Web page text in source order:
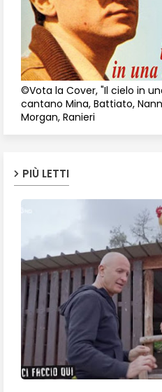
©Vota la Cover, "Il cielo in
cantano Mina, Battiato,
Morgan, Ranieri
PIÙ LETTI